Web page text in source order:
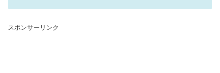
スポンサーリンク